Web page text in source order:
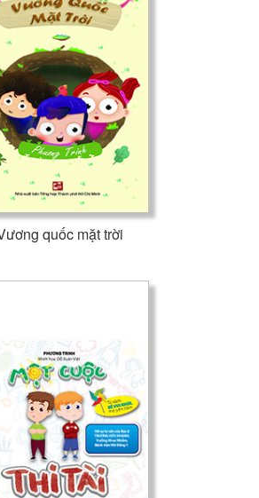
quốc mặt trời